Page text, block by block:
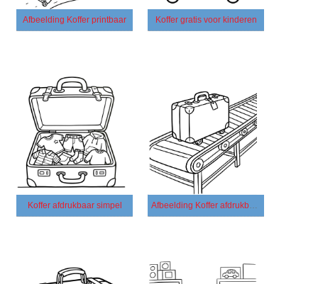
Afbeelding Koffer printbaar Koffer gratis voor kinderen
Koffer afdrukbaar simpel Afbeelding Koffer afdrukbaar